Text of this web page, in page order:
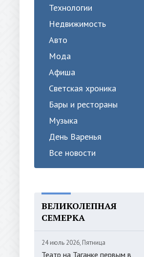
Технологии
Недвижимость
Авто
Мода
Афиша
Светская хроника
Бары и рестораны
Музыка
День Варенья
Все новости
ВЕЛИКОЛЕПНАЯ
СЕМЕРКА
24 июль 2026, Пятница
Театр на Таганке первым в